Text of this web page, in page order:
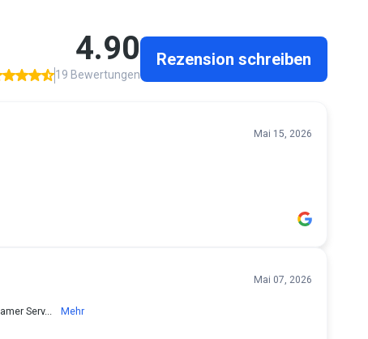
4.90
19 Bewertungen
Rezension schreiben
Mai 15, 2026
Mai 07, 2026
Serv... Mehr